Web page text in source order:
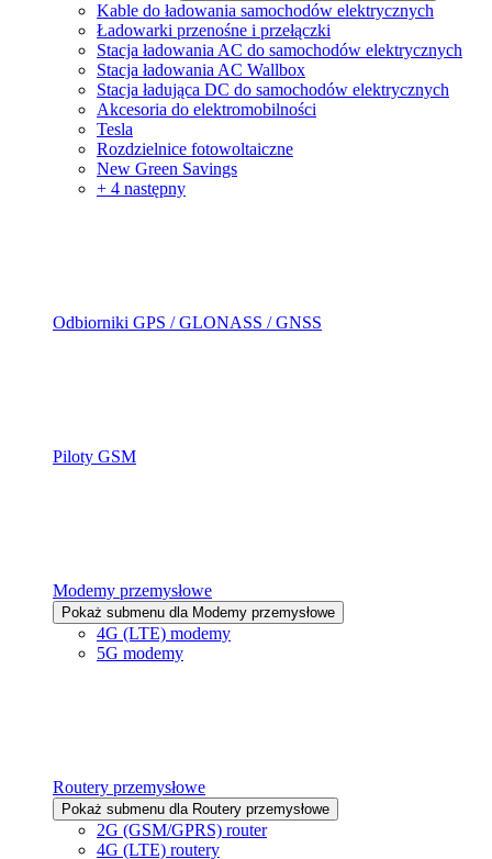
Kable do ładowania samochodów elektrycznych
Ładowarki przenośne i przełączki
Stacja ładowania AC do samochodów elektrycznych
Stacja ładowania AC Wallbox
Stacja ładująca DC do samochodów elektrycznych
Akcesoria do elektromobilności
Tesla
Rozdzielnice fotowoltaiczne
New Green Savings
+ 4 następny
Odbiorniki GPS / GLONASS / GNSS
Piloty GSM
Modemy przemysłowe
Pokaż submenu dla Modemy przemysłowe
4G (LTE) modemy
5G modemy
Routery przemysłowe
Pokaż submenu dla Routery przemysłowe
2G (GSM/GPRS) router
4G (LTE) routery